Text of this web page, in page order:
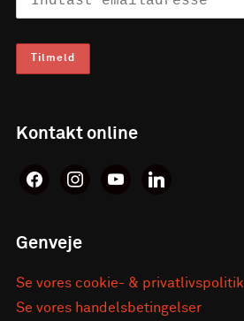
Kontakt online
facebookinstagramyoutubelinkedin
Genveje
Se vores cookie- & privatlivspolitik
Se vores handelsbetingelser